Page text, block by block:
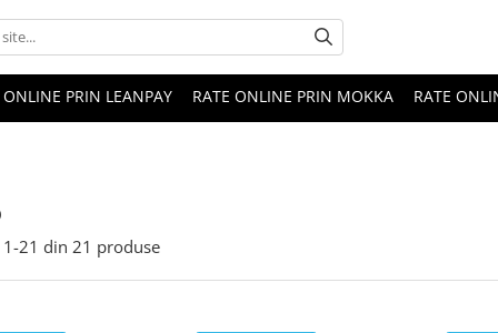
ONLINE PRIN LEANPAY RATE ONLINE PRIN MOKKA RATE
1-21 din 21 produse